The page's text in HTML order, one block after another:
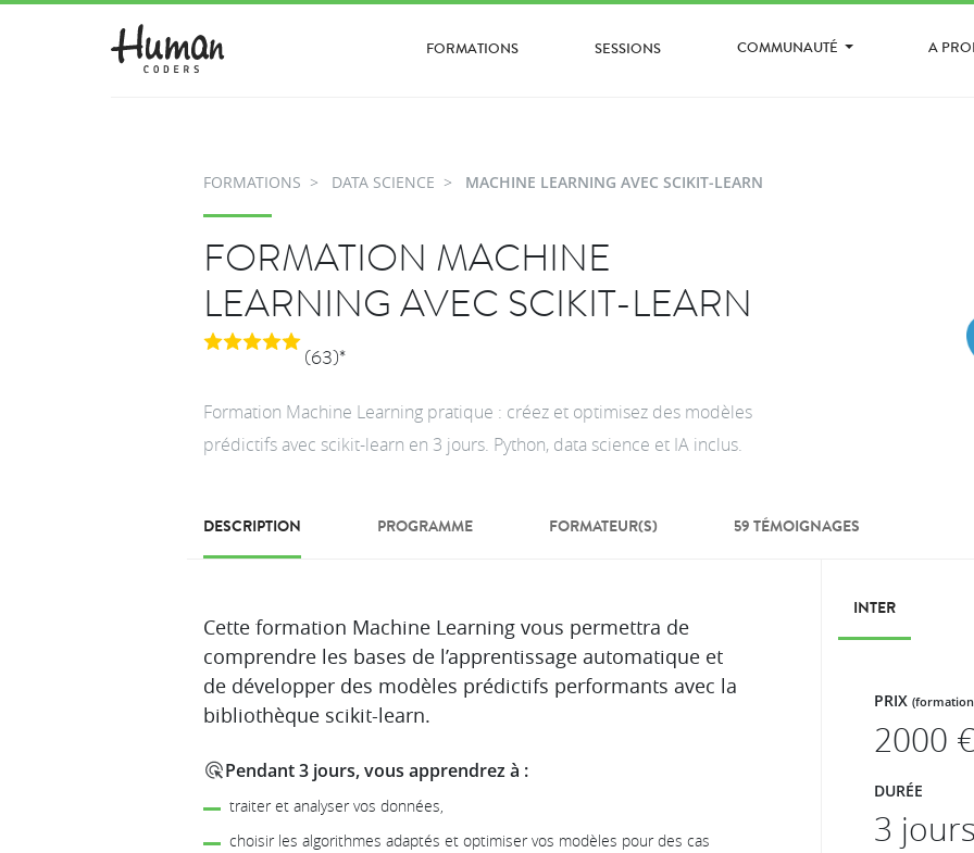
FORMATIONS SESSIONS COMMUNAUTÉ A
FORMATIONS DATA SCIENCE MACHINE LEARNING AVEC SCIKIT-LEARN
FORMATION MACHINE
LEARNING AVEC SCIKIT-LEARN
(63)*
Formation Machine Learning pratique : créez et optimisez des modèles
prédictifs avec scikit-learn en 3 jours. Python, data science et IA inclus.
DESCRIPTION PROGRAMME FORMATEUR(S) 59 TÉMOIGNAGES
Description
Cette formation Machine Learning vous permettra de
comprendre les bases de l’apprentissage automatique et
de développer des modèles prédictifs performants avec la
bibliothèque scikit-learn.
Pendant 3 jours, vous apprendrez à :
traiter et analyser vos données,
choisir les algorithmes adaptés et optimiser vos modèles pour des cas
INTER
PRIX
2000
DURÉE
3 jours